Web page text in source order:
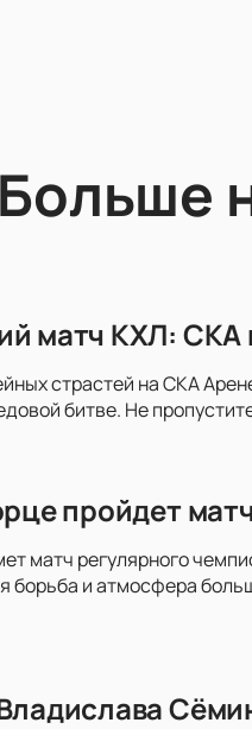
Больше
матч КХЛ: СКА
страстей на СКА
битве. Не
пройдет
матч регулярного
борьба и атмосфера